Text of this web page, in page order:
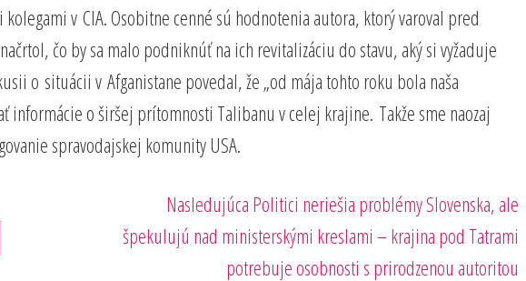
v CIA. Osobitne cenné sú hodnotenia autora, ktorý varoval pred
čo by sa malo podniknúť na ich revitalizáciu do stavu, aký si vyžaduje
o situácii v Afganistane povedal, že „od mája tohto roku bola naša
informácie o širšej prítomnosti Talibanu v celej krajine. Takže sme naozaj
spravodajskej komunity USA.
Nasledujúci
príspevok
Nasledujúca Politici neriešia problémy Slovenska, ale
špekulujú nad ministerskými kreslami – krajina pod Tatrami
potrebuje osobnosti s prirodzenou autoritou